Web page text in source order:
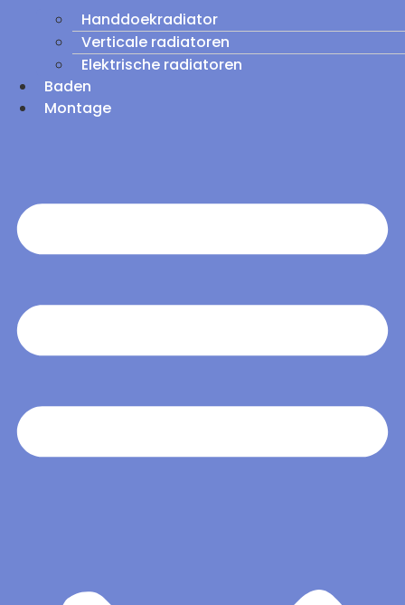
Handdoekradiator
Verticale radiatoren
Elektrische radiatoren
Baden
Montage